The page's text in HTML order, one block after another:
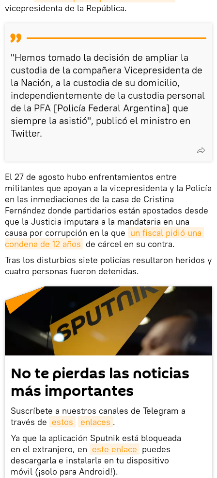
vicepresidenta de la República.
"Hemos tomado la decisión de ampliar la
custodia de la compañera Vicepresidenta de
la Nación, a la custodia de su domicilio,
independientemente de la custodia personal
de la PFA [Policía Federal Argentina] que
siempre la asistió", publicó el ministro en
Twitter.
El 27 de agosto hubo enfrentamientos entre
militantes que apoyan a la vicepresidenta y la Policía
en las inmediaciones de la casa de Cristina
Fernández donde partidarios están apostados desde
que la Justicia imputara a la mandataria en una
causa por corrupción en la que un fiscal pidió una
condena de 12 años de cárcel en su contra.
Tras los disturbios siete policías resultaron heridos y
cuatro personas fueron detenidas.
No te pierdas las noticias
más importantes
Suscríbete a nuestros canales de Telegram a
través de estos enlaces .
Ya que la aplicación Sputnik está bloqueada
en el extranjero, en este enlace puedes
descargarla e instalarla en tu dispositivo
móvil (¡solo para Android!).